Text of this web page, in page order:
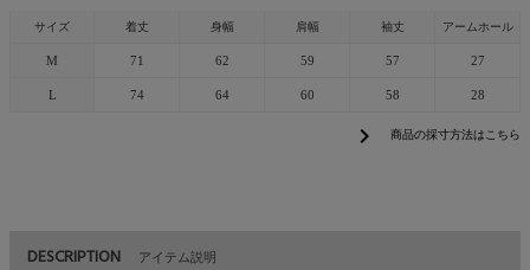
サイズ 着丈 身幅 肩幅 袖丈 アームホール
M 71 62 59 57 27
L 74 64 60 58 28
chevron_right 商品の採寸方法はこちら
DESCRIPTION アイテム説明